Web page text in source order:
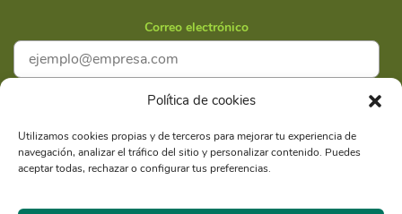
Política de cookies
Utilizamos cookies propias y de terceros para mejorar tu experiencia de
navegación, analizar el tráfico del sitio y personalizar contenido. Puedes
aceptar todas, rechazar o configurar tus preferencias.
Correo electrónico
Suscríbete